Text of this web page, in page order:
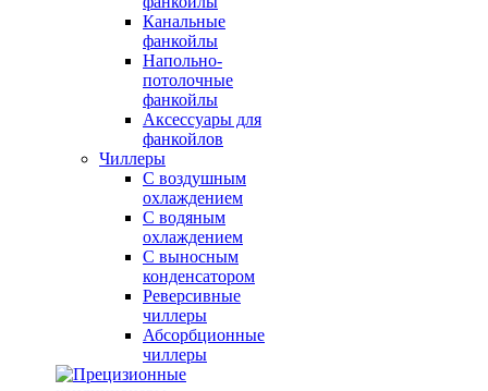
Канальные
фанкойлы
Напольно-
потолочные
фанкойлы
Аксессуары для
фанкойлов
Чиллеры
С воздушным
охлаждением
С водяным
охлаждением
С выносным
конденсатором
Реверсивные
чиллеры
Абсорбционные
чиллеры